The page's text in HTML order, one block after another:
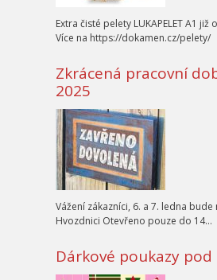
Extra čisté pelety LUKAPELET A1 již
Více na https://dokamen.cz/pelety/
Zkrácená pracovní
2025
Vážení zákazníci, 6. a 7. ledna bude
Hvozdnici Otevřeno pouze do 14…
Dárkové poukazy